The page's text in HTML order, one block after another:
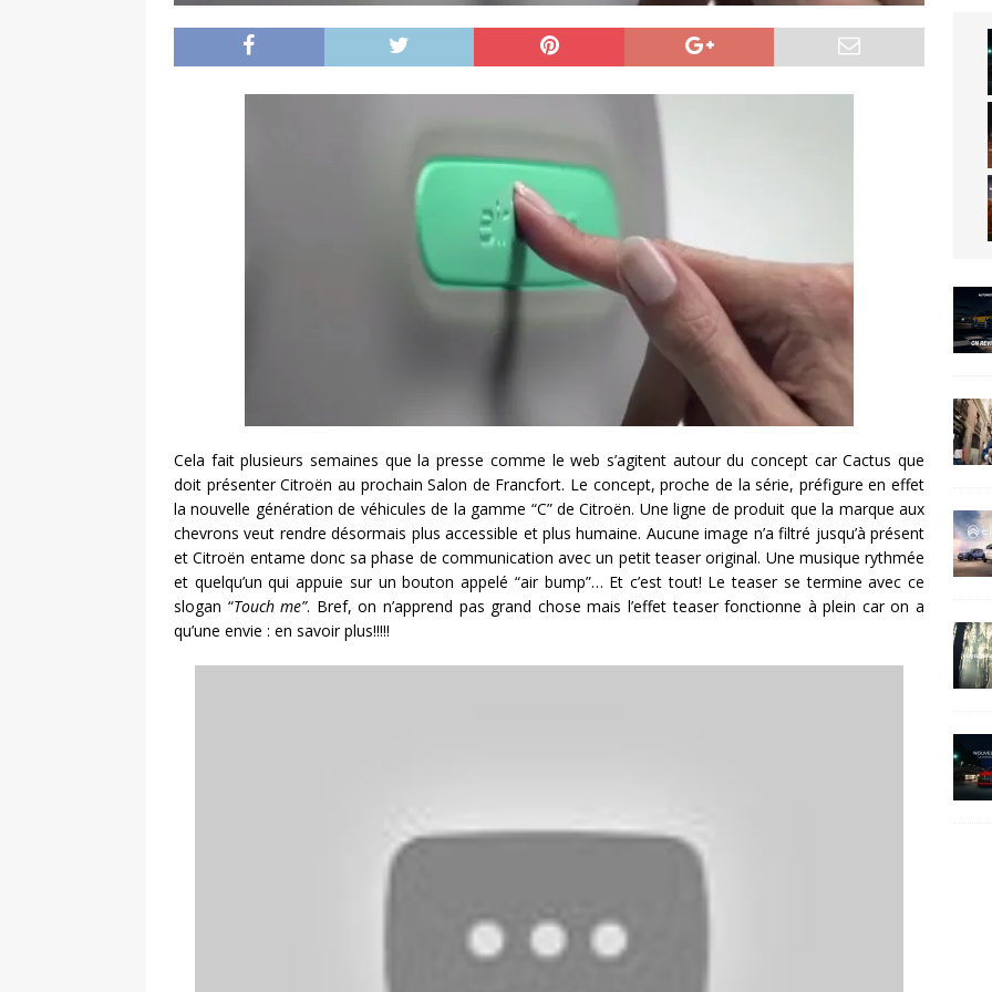
Cela fait plusieurs semaines que la presse comme le web s’agitent autour du concept car Cactus que
doit présenter Citroën au prochain Salon de Francfort. Le concept, proche de la série, préfigure en effet
la nouvelle génération de véhicules de la gamme “C” de Citroën. Une ligne de produit que la marque aux
chevrons veut rendre désormais plus accessible et plus humaine. Aucune image n’a filtré jusqu’à présent
et Citroën entame donc sa phase de communication avec un petit teaser original. Une musique rythmée
et quelqu’un qui appuie sur un bouton appelé “air bump”… Et c’est tout! Le teaser se termine avec ce
slogan “Touch me”. Bref, on n’apprend pas grand chose mais l’effet teaser fonctionne à plein car on a
qu’une envie : en savoir plus!!!!!